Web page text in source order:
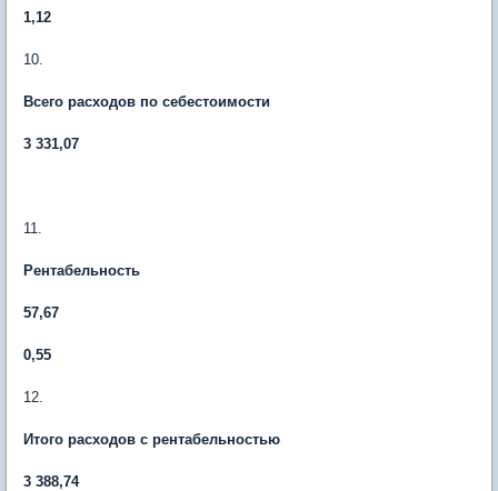
1,12
10.
Всего расходов по себестоимости
3 331,07
11.
Рентабельность
57,67
0,55
12.
Итого расходов с рентабельностью
3 388,74